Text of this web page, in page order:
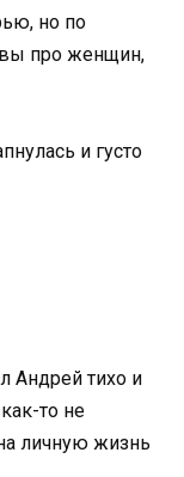
но по
про женщин,
и густо
Андрей тихо и
то не
личную жизнь